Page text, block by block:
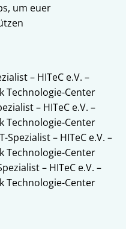
um euer
– HITeC e.V. –
Technologie-Center
– HITeC e.V. –
Technologie-Center
Spezialist – HITeC e.V. –
Technologie-Center
– HITeC e.V. –
Technologie-Center